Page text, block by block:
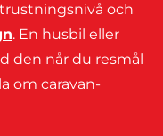
och
. En husbil eller
den når du resmål
om caravan-